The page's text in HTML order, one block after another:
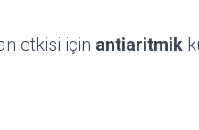
etkisi için antiaritmik